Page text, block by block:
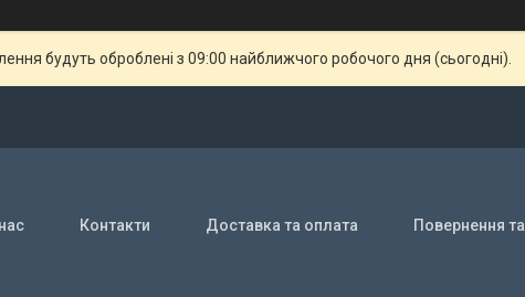
будуть оброблені з 09:00 найближчого робочого дня (сьогодні).
Контакти Доставка та оплата Повернення